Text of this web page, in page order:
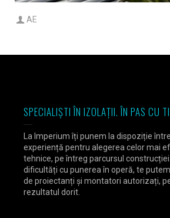
AE
SPECIALIȘTI ÎN IZOLAȚII. ÎN PAS CU
La Imperium îți punem la dispoziție
experiență pentru alegerea celor mai
tehnice, pe întreg parcursul
dificultăți cu punerea în operă, te
de proiectanți și montatori autorizați,
rezultatul dorit.